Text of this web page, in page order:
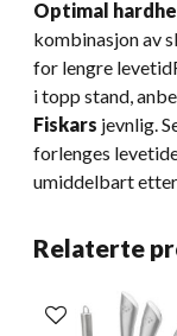
Optimal
kombinasjon av
for lengre
i topp stand,
Fiskars jevnlig.
forlenges
umiddelbart
Relaterte